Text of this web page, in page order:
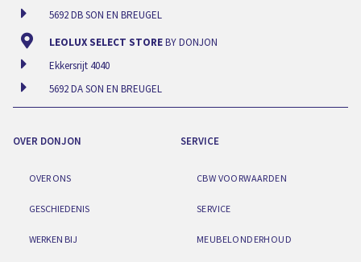
5692 DB SON EN BREUGEL
LEOLUX SELECT STOREBY DONJON
Ekkersrijt 4040
5692 DA SON EN BREUGEL
OVER DONJON
OVER ONS
GESCHIEDENIS
WERKEN BIJ
SERVICE
CBW VOORWAARDEN
SERVICE
MEUBELONDERHOUD